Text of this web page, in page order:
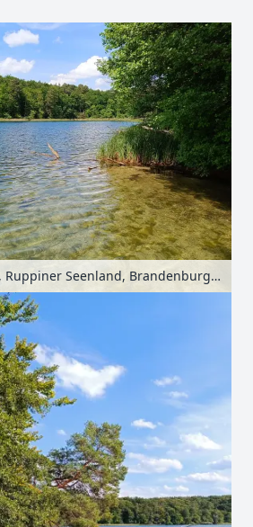
Großer Stechlinsee, Ruppiner Seenland, Brandenburg, Deutschland